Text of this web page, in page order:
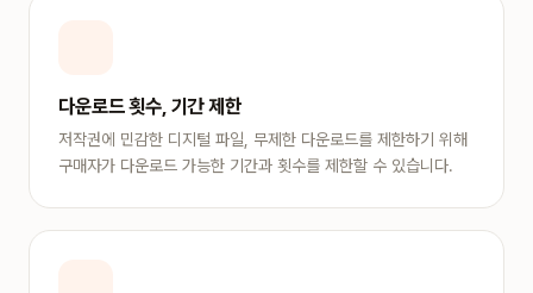
다운로드 횟수, 기간 제한
저작권에 민감한 디지털 파일, 무제한 다운로드를 제한하기 위해
구매자가 다운로드 가능한 기간과 횟수를 제한할 수 있습니다.